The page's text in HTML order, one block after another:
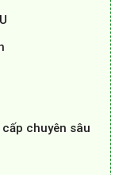
chuyên sâu